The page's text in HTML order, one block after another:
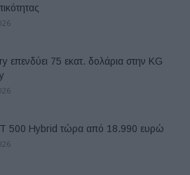
επενδύει 75 εκατ. δολάρια στην KG
500 Hybrid τώρα από 18.990 ευρώ